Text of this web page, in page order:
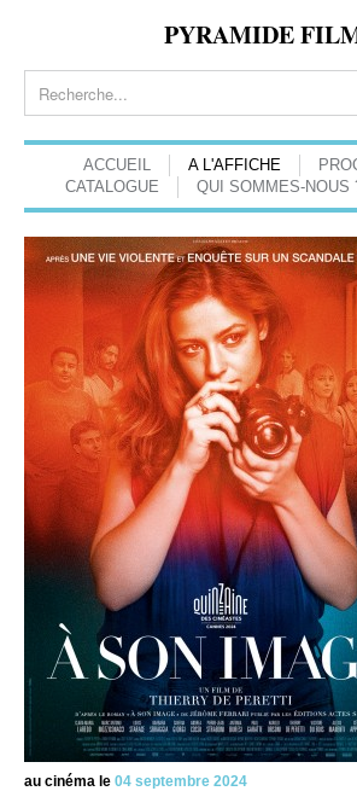
PYRAMIDE
ACCUEIL A L'AFFICHE
CATALOGUE
QUI SOMMES-NOUS
au cinéma le 04 septembre 2024